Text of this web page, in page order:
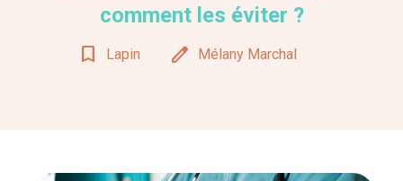
comment les éviter ?
bookmark_border
Lapin edit Mélany Marchal